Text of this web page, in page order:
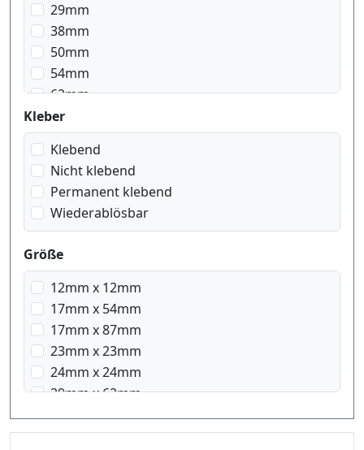
29mm
38mm
50mm
54mm
62mm
103mm
Kleber
Klebend
Nicht klebend
Permanent klebend
Wiederablösbar
Größe
12mm x 12mm
17mm x 54mm
17mm x 87mm
23mm x 23mm
24mm x 24mm
29mm x 62mm
29mm x 90mm
38mm x 90mm